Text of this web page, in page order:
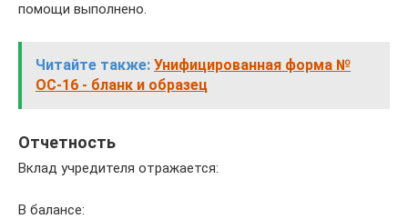
помощи выполнено.
Читайте также: Унифицированная форма №
ОС-16 - бланк и образец
Отчетность
Вклад учредителя отражается:
В балансе: